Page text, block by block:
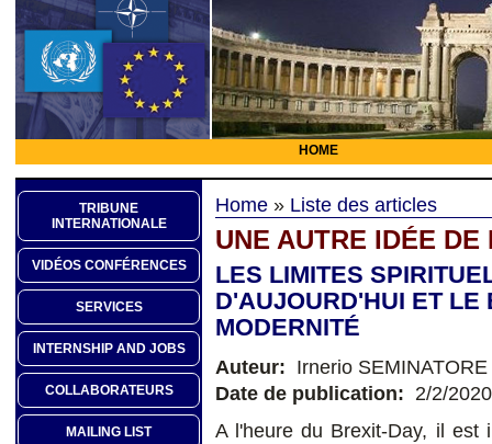
HOME
TRIBUNE
INTERNATIONALE
VIDÉOS CONFÉRENCES
SERVICES
INTERNSHIP AND JOBS
COLLABORATEURS
MAILING LIST
Home » Liste des articles
UNE AUTRE IDÉE DE
LES LIMITES
D'AUJOURD'HUI ET LE
MODERNITÉ
Auteur: Irnerio SEMINATORE
Date de publication: 2/2/2020
A l'heure du Brexit-Day, il est